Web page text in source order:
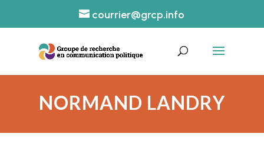
courrier@grcp.info
NORMAND LANDRY